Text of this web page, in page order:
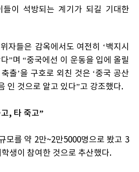
이 석방되는 계기가 되길 기대한
자들은 감옥에서도 여전히 ‘백지시
”며 “중국에선 이 운동을 입에 올릴
출’을 구호로 외친 것은 ‘중국 공산
인 것으로 알고 있다”고 강조했다.
, 타 죽고”
모를 약 2만~2만5000명으로 봤고 3
생이 참여한 것으로 추산했다.